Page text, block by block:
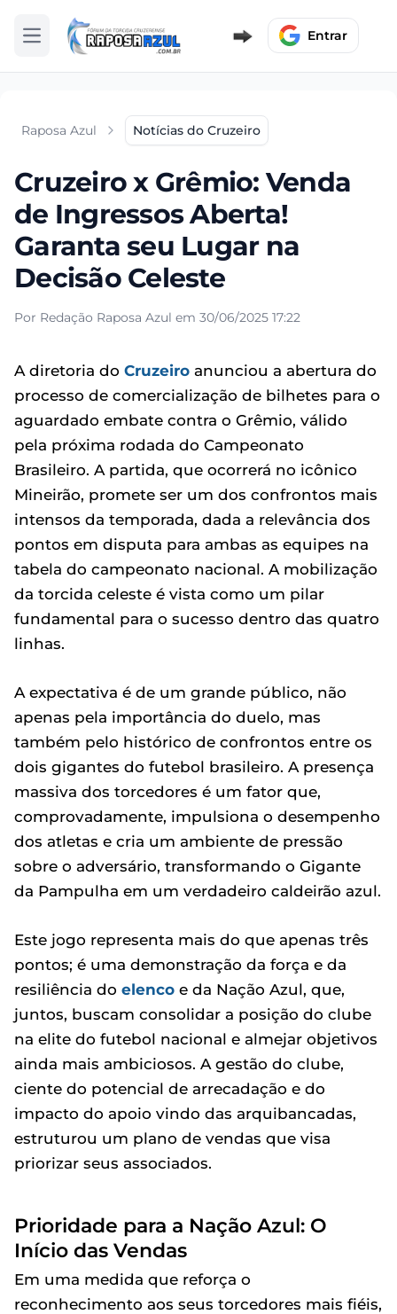
Abrir menu Entrar
Raposa Azul Notícias do Cruzeiro
Cruzeiro x Grêmio: Venda
de Ingressos Aberta!
Garanta seu Lugar na
Decisão Celeste
Por Redação Raposa Azul em 30/06/2025 17:22
A diretoria do Cruzeiro anunciou a abertura do
processo de comercialização de bilhetes para o
aguardado embate contra o Grêmio, válido
pela próxima rodada do Campeonato
Brasileiro. A partida, que ocorrerá no icônico
Mineirão, promete ser um dos confrontos mais
intensos da temporada, dada a relevância dos
pontos em disputa para ambas as equipes na
tabela do campeonato nacional. A mobilização
da torcida celeste é vista como um pilar
fundamental para o sucesso dentro das quatro
linhas.
A expectativa é de um grande público, não
apenas pela importância do duelo, mas
também pelo histórico de confrontos entre os
dois gigantes do futebol brasileiro. A presença
massiva dos torcedores é um fator que,
comprovadamente, impulsiona o desempenho
dos atletas e cria um ambiente de pressão
sobre o adversário, transformando o Gigante
da Pampulha em um verdadeiro caldeirão azul.
Este jogo representa mais do que apenas três
pontos; é uma demonstração da força e da
resiliência do elenco e da Nação Azul, que,
juntos, buscam consolidar a posição do clube
na elite do futebol nacional e almejar objetivos
ainda mais ambiciosos. A gestão do clube,
ciente do potencial de arrecadação e do
impacto do apoio vindo das arquibancadas,
estruturou um plano de vendas que visa
priorizar seus associados.
Prioridade para a Nação Azul: O
Início das Vendas
Em uma medida que reforça o
reconhecimento aos seus torcedores mais fiéis,